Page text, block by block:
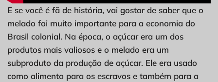
E se você é fã de história, vai gostar de saber que o
melado foi muito importante para a economia do
Brasil colonial. Na época, o açúcar era um dos
produtos mais valiosos e o melado era um
subproduto da produção de açúcar. Ele era usado
como alimento para os escravos e também para a